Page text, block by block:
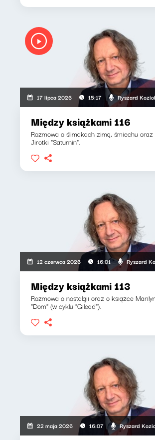
17 lipca 2026 15:17 Ryszard
Między książkami 116
Rozmowa o ślimakach zimą, śmiechu
Jirotki "Saturnin".
12 czerwca 2026 16:01 Ryszard
Między książkami 113
Rozmowa o nostalgii oraz o książce
"Dom" (w cyklu "Gilead").
22 maja 2026 16:07 Ryszard